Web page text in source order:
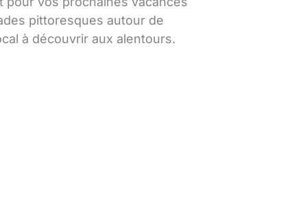
pittoresques autour de
à découvrir aux alentours.